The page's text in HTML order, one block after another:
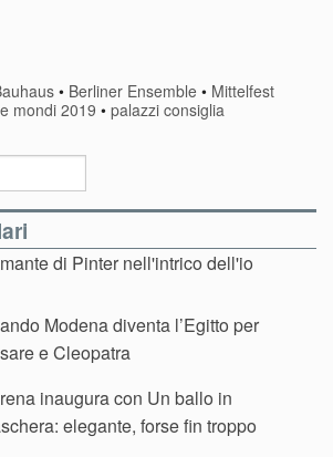
• Berliner Ensemble • Mittelfest
mondi 2019 • palazzi consiglia
di Pinter nell'intrico dell'io
Modena diventa l’Egitto per
e Cleopatra
inaugura con Un ballo in
elegante, forse fin troppo